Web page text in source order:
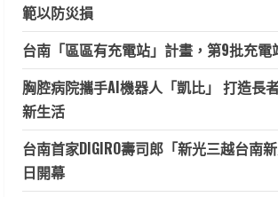
範以防災損
台南「區區有充電站」計畫，第9批充電
胸腔病院攜手AI機器人「凱比」 打造長
新生活
台南首家DIGIRO壽司郎「新光三越台南
日開幕